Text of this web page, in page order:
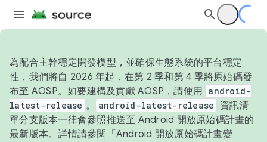
為配合主幹穩定開發模型，並確保生態系統的平台穩定
性，我們將自 2026 年起，在第 2 季和第 4 季將原始碼發
布至 AOSP。如要建構及貢獻 AOSP，請使用 android-
latest-release 。 android-latest-release
資訊清
單分支版本一律會參照推送至 Android 開放原始碼計畫的
最新版本。詳情請參閱「 Android 開放原始碼計畫變